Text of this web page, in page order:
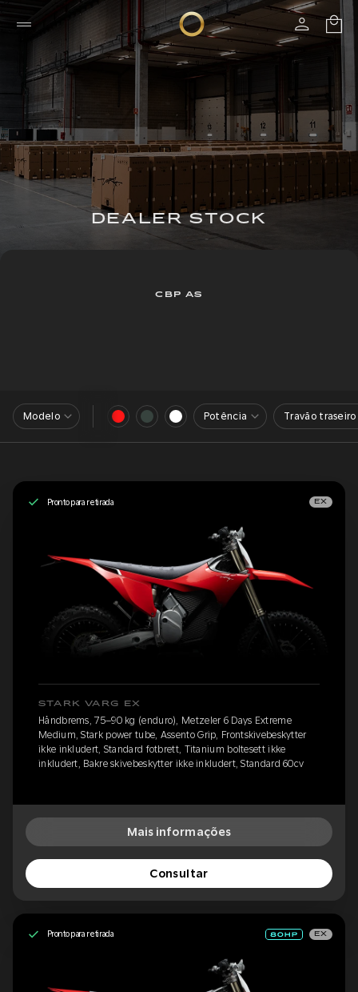
DEALER STOCK
CBP AS
Modelo Potência Travão traseiro
Pronto para retirada EX
STARK VARG EX
Håndbrems, 75–90 kg (enduro), Metzeler 6 Days Extreme
Medium, Stark power tube, Assento Grip, Frontskivebeskytter
ikke inkludert, Standard fotbrett, Titanium boltesett ikke
inkludert, Bakre skivebeskytter ikke inkludert, Standard 60cv
Mais informações
Consultar
Pronto para retirada EX